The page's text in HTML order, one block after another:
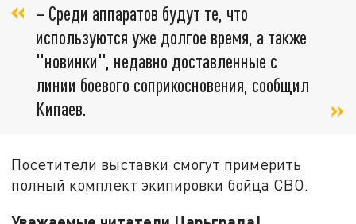
– Среди аппаратов будут те, что
используются уже долгое время, а также
"новинки", недавно доставленные с
линии боевого соприкосновения, сообщил
Кипаев.
Посетители выставки смогут примерить
полный комплект экипировки бойца СВО.